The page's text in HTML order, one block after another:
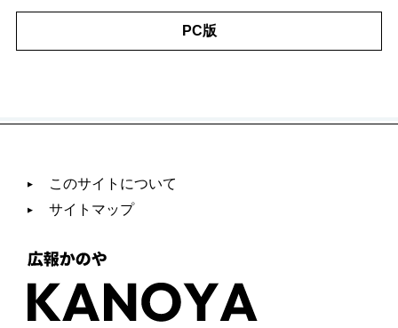
PC版
このサイトについて
サイトマップ